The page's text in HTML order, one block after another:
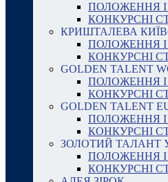
ПОЛОЖЕННЯ І
КОНКУРСНІ
КРИШТАЛЕВА
ПОЛОЖЕННЯ І
КОНКУРСНІ
GOLDEN TALENT
ПОЛОЖЕННЯ І
КОНКУРСНІ
GOLDEN TALENT
ПОЛОЖЕННЯ І
КОНКУРСНІ
ЗОЛОТИЙ ТАЛАНТ
ПОЛОЖЕННЯ І
КОНКУРСНІ